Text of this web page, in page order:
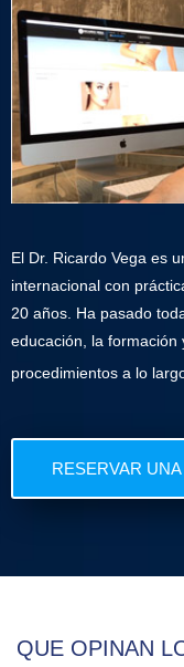
El Dr. Ricardo Vega es
internacional con
20 años. Ha pasado
educación, la formación
procedimientos a lo
RESERVAR UNA
QUE OPINAN